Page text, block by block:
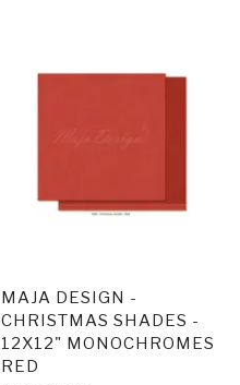
MAJA DESIGN -
CHRISTMAS SHADES -
12X12" MONOCHROMES
RED